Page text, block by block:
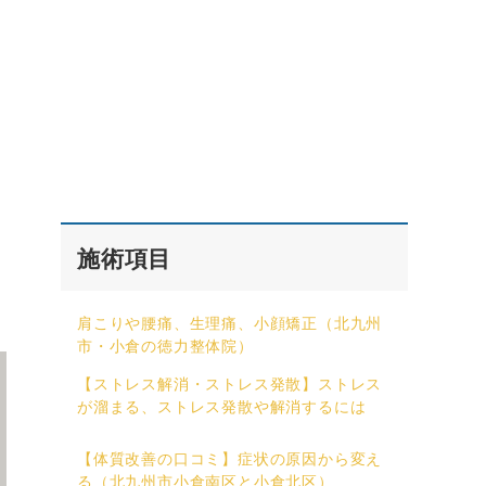
施術項目
肩こりや腰痛、生理痛、小顔矯正（北九州
市・小倉の徳力整体院）
【ストレス解消・ストレス発散】ストレス
が溜まる、ストレス発散や解消するには
【体質改善の口コミ】症状の原因から変え
る（北九州市小倉南区と小倉北区）